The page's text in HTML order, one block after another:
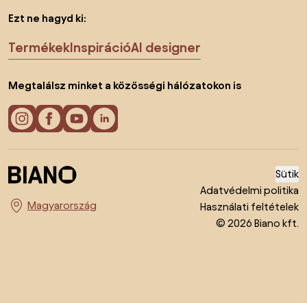
Ezt ne hagyd ki:
TermékekInspirációAI designer
Megtalálsz minket a közösségi hálózatokon is
Ország megváltoztatása
Sütik
Adatvédelmi politika
Használati feltételek
© 2026 Biano kft.